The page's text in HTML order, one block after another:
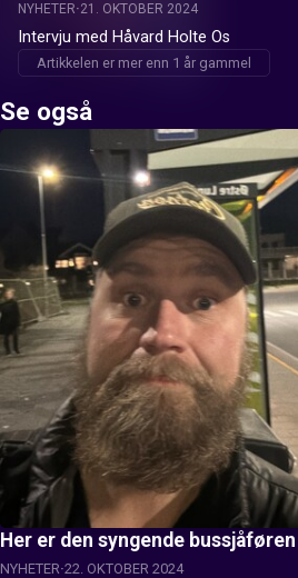
NYHETER 21. OKTOBER 2024
Intervju med Håvard Holte Os
Artikkelen er mer enn 1 år gammel
Se også
Her er den syngende bussjåføren
NYHETER 22. OKTOBER 2024